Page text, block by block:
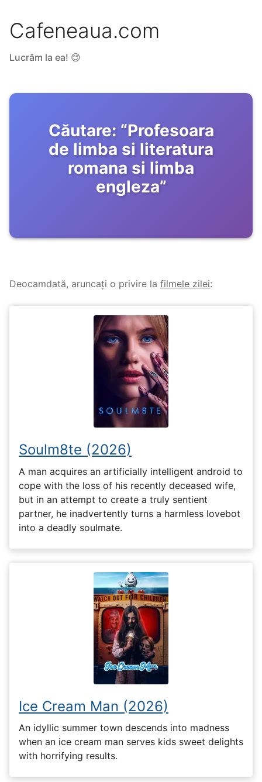
Cafeneaua.com
Lucrăm la ea! 😊
Căutare: “Profesoara
de limba si literatura
romana si limba
engleza”
Deocamdată, aruncați o privire la filmele zilei:
Soulm8te (2026)
A man acquires an artificially intelligent android to
cope with the loss of his recently deceased wife,
but in an attempt to create a truly sentient
partner, he inadvertently turns a harmless lovebot
into a deadly soulmate.
Ice Cream Man (2026)
An idyllic summer town descends into madness
when an ice cream man serves kids sweet delights
with horrifying results.